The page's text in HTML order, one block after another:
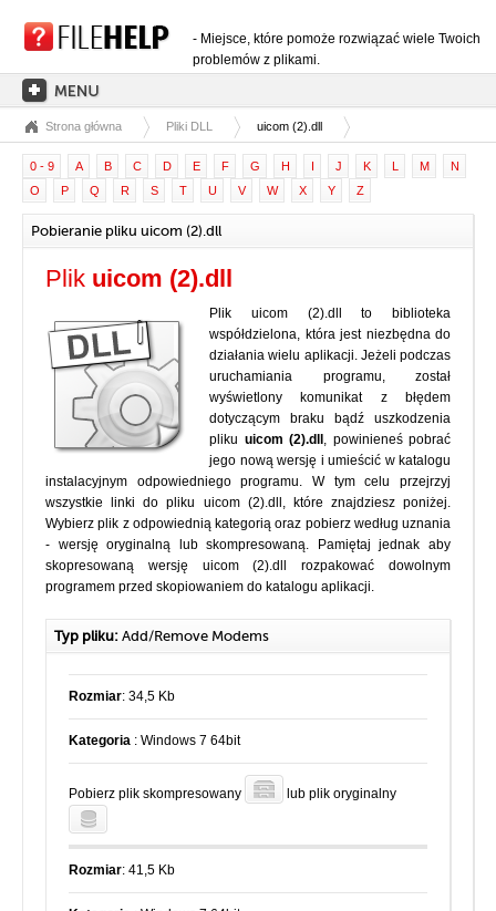
- Miejsce, które pomoże rozwiązać wiele Twoich
problemów z plikami.
STRONA GŁÓWNA
KATEGORIE ROZSZERZEŃ
KATEGORIE STEROWNIKÓW
PLIKI DLL
KONWERSJE PLIKÓW
PROGRAMY
Strona główna Pliki DLL uicom (2).dll
0 - 9 A B C D E F G H I J K L M
N
O
P Q R S T U V W X Y Z
Pobieranie pliku uicom (2).dll
Plik uicom (2).dll
Plik uicom (2).dll to biblioteka
współdzielona, która jest niezbędna do
działania wielu aplikacji. Jeżeli podczas
uruchamiania programu, został
wyświetlony komunikat z błędem
dotyczącym braku bądź uszkodzenia
pliku uicom (2).dll , powinieneś pobrać
jego nową wersję i umieścić w katalogu
instalacyjnym odpowiedniego programu. W tym celu przejrzyj
wszystkie linki do pliku uicom (2).dll, które znajdziesz poniżej.
Wybierz plik z odpowiednią kategorią oraz pobierz według uznania
- wersję oryginalną lub skompresowaną. Pamiętaj jednak aby
skopresowaną wersję uicom (2).dll rozpakować dowolnym
programem przed skopiowaniem do katalogu aplikacji.
Typ pliku: Add/Remove Modems
Rozmiar: 34,5 Kb
Kategoria : Windows 7 64bit
Pobierz plik skompresowany lub plik oryginalny
Rozmiar: 41,5 Kb